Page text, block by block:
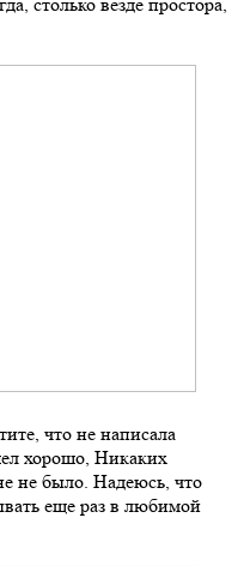
что не написала
хорошо, Никаких
не было. Надеюсь, что
еще раз в любимой